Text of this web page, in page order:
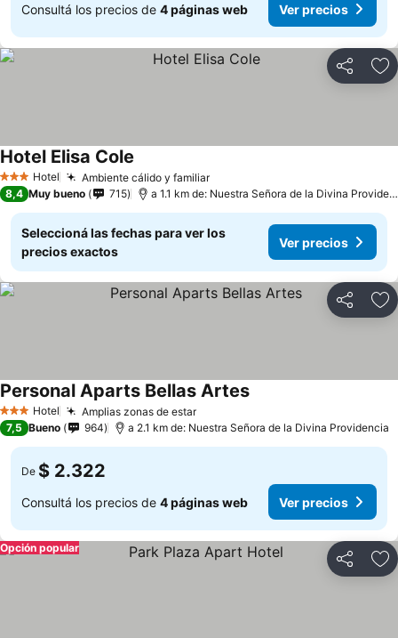
Consultá los precios de 4 páginas web Ver precios
Compartir
3 Estrellas
Hotel Ambiente cálido y familiar
Hotel Elisa Cole
8,4 Muy bueno 715 a 1.1 km de: Nuestra Señora de la Divina Providencia
Seleccioná las fechas para ver los
precios exactos
Ver precios
Compartir
3 Estrellas
Hotel Amplias zonas de estar
Personal Aparts Bellas Artes
7,5 Bueno 964 a 2.1 km de: Nuestra Señora de la Divina Providencia
De $ 2.322
Consultá los precios de 4 páginas web Ver precios
Compartir
Opción popular